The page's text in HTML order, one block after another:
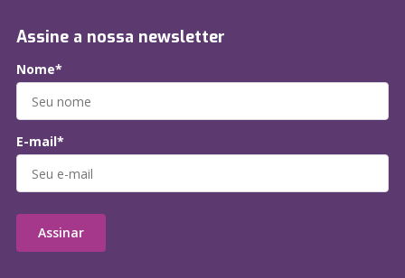
Assine a nossa newsletter
Nome*
E-mail*
Assinar